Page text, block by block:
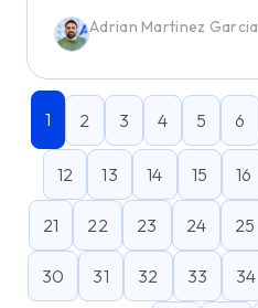
Adrian Martinez Garcia
1 2 3 4 5 6
12 13 14 15 16
21 22 23 24 25
30 31 32 33 34